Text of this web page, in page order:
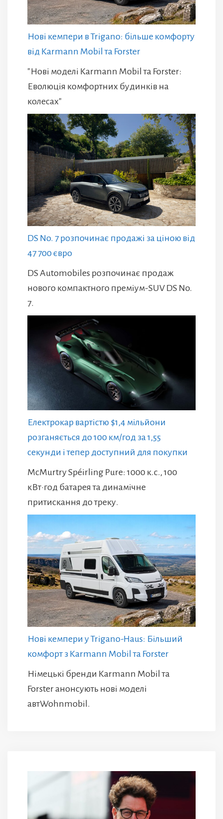
Нові кемпери в Trigano: більше комфорту
від Karmann Mobil та Forster
"Нові моделі Karmann Mobil та Forster:
Еволюція комфортних будинків на
колесах"
DS No. 7 розпочинає продажі за ціною від
47 700 євро
DS Automobiles розпочинає продаж
нового компактного преміум-SUV DS No.
7.
Електрокар вартістю $1,4 мільйони
розганяється до 100 км/год за 1,55
секунди і тепер доступний для покупки
McMurtry Spéirling Pure: 1000 к.с., 100
кВт·год батарея та динамічне
притискання до треку.
Нові кемпери у Trigano-Haus: Більший
комфорт з Karmann Mobil та Forster
Німецькі бренди Karmann Mobil та
Forster анонсують нові моделі
автWohnmobil.